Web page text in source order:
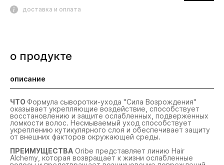
доставка и оплата
о продукте
описание
ЧТО Формула сыворотки-ухода "Сила Возрождения"
оказывает укрепляющие воздействие, способствует
восстановлению и защите ослабленных, подверженных
ломкости волос. Несмываемый уход способствует
укреплению кутикулярного слоя и обеспечивает защиту
от внешних факторов окружающей среды.
ПРЕИМУЩЕСТВА Oribe представляет линию Hair
Alchemy, которая возвращает к жизни ослабленные